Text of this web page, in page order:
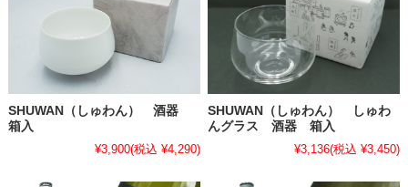
SHUWAN（しゅわん） 酒器
箱入
¥3,900(税込 ¥4,290)
SHUWAN（しゅわん） しゅわ
んグラス 酒器 箱入
¥3,136(税込 ¥3,450)